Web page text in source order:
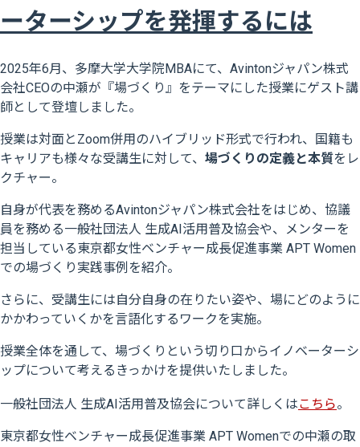
ーターシップを発揮するには
2025年6月、 多摩大学大学院MBAにて、Avintonジャパン株式
会社CEOの中瀬が 『場づくり』をテーマにした授業にゲスト講
師として登壇しました。
授業は対面とZoom併用のハイブリッド形式で行われ、国籍も
キャリアも様々な受講生に対して、 場づくりの定義と本質をレ
クチャー。
自身が代表を務めるAvintonジャパン株式会社をはじめ、協議
員を務める一般社団法人 生成AI活用普及協会や、メンターを
担当している東京都女性ベンチャー成長促進事業 APT Women
での場づくり実践事例を紹介。
さらに、受講生には自分自身の在りたい姿や、場にどのように
かかわっていくかを言語化するワークを実施。
授業全体を通して、場づくりという切り口からイノベーターシ
ップについて考えるきっかけを提供いたしました。
一般社団法人 生成AI活用普及協会について詳しくはこちら。
東京都女性ベンチャー成長促進事業 APT Womenでの中瀬の取